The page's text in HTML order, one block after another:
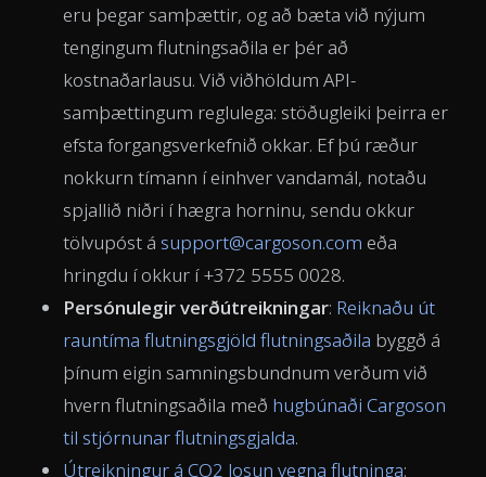
eru þegar samþættir, og að bæta við nýjum
tengingum flutningsaðila er þér að
kostnaðarlausu. Við viðhöldum API-
samþættingum reglulega: stöðugleiki þeirra er
efsta forgangsverkefnið okkar. Ef þú ræður
nokkurn tímann í einhver vandamál, notaðu
spjallið niðri í hægra horninu, sendu okkur
tölvupóst á support@cargoson.com eða
hringdu í okkur í +372 5555 0028.
Persónulegir verðútreikningar: Reiknaðu út
rauntíma flutningsgjöld flutningsaðila byggð á
þínum eigin samningsbundnum verðum við
hvern flutningsaðila með hugbúnaði Cargoson
til stjórnunar flutningsgjalda.
Útreikningur á CO2 losun vegna flutninga: